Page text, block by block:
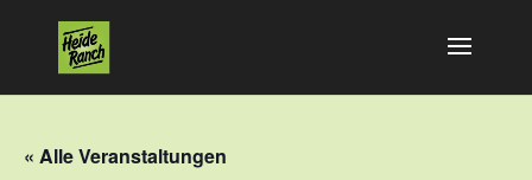
« Alle Veranstaltungen